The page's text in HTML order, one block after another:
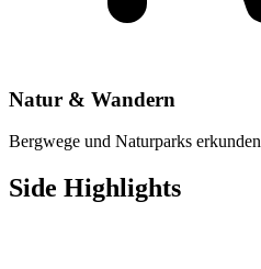
Natur & Wandern
Bergwege und Naturparks erkunden
Side Highlights